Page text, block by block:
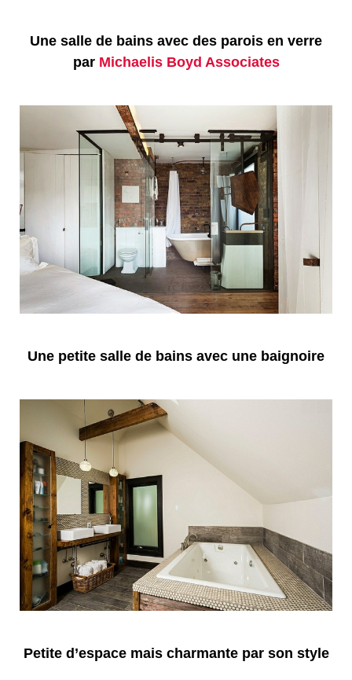
Une salle de bains avec des parois en verre
par Michaelis Boyd Associates
Une petite salle de bains avec une baignoire
Petite d’espace mais charmante par son style